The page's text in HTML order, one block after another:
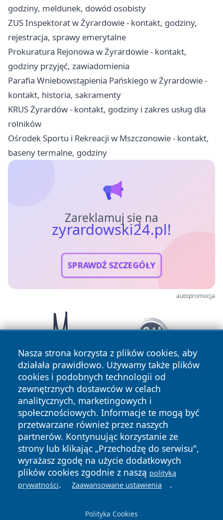
godziny, meldunek, dowód osobisty
ZUS Inspektorat w Żyrardowie - kontakt, godziny,
rejestracja, sprawy emerytalne
Prokuratura Rejonowa w Żyrardowie - kontakt,
godziny przyjęć, zawiadomienia
Parafia Wniebowstąpienia Pańskiego w Żyrardowie -
kontakt, historia, sakramenty
KRUS Żyrardów - kontakt, godziny i zakres usług dla
rolników
Ośrodek Sportu i Rekreacji w Mszczonowie - kontakt,
baseny termalne, godziny
Zareklamuj się na
zyrardowski24.pl!
SPRAWDŹ SZCZEGÓŁY
autopromocja
Nasza strona korzysta z plików cookies, aby
działała prawidłowo. Używamy także plików
cookies i podobnych technologii od
zewnętrznych dostawców w celach
analitycznych, marketingowych i
społecznościowych. Informacje te mogą być
przetwarzane również przez naszych
partnerów. Kontynuując korzystanie ze
strony lub klikając „Przechodzę do serwisu",
wyrażasz zgodę na użycie dodatkowych
plików cookies zgodnie z naszą polityką
prywatności. Zaawansowane ustawienia .
Polityka Cookies
Copyright © 2026 zyrardowski24.pl Wszystkie prawa
zastrzeżone.
News Autorzy
Polityka
Polityka